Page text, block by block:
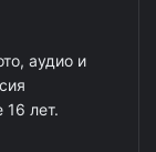
аудио и
16 лет.